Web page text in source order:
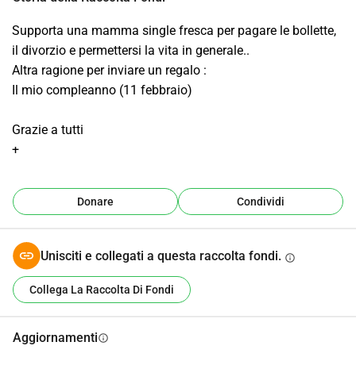
Supporta una mamma single fresca per pagare le bollette,
il divorzio e permettersi la vita in generale..
Altra ragione per inviare un regalo :
Il mio compleanno (11 febbraio)
Grazie a tutti
+
Donare Condividi
Unisciti e collegati a questa raccolta fondi. info
Collega La Raccolta Di Fondi
Aggiornamentiinfo